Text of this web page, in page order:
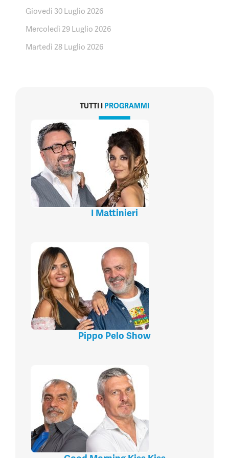
Giovedì 30 Luglio 2026
Mercoledì 29 Luglio 2026
Martedì 28 Luglio 2026
TUTTI I PROGRAMMI
I Mattinieri
Pippo Pelo Show